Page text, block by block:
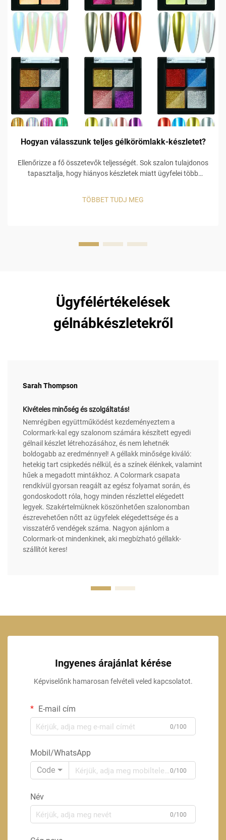
Hogyan válasszunk teljes gélkörömlakk-készletet?
Ellenőrizze a fő összetevők teljességét. Sok szalon tulajdonos
tapasztalja, hogy hiányos készletek miatt ügyfelei több
Például egy alacsony minőségű alapréteg miatt a gél szín
TÖBBET TUDJ MEG
Ügyfélértékelések
gélnábkészletekről
Sarah Thompson
Kivételes minőség és szolgáltatás!
Nemrégiben együttműködést kezdeményeztem a
Colormark-kal egy szalonom számára készített egyedi
gélnail készlet létrehozásához, és nem lehetnék
boldogabb az eredménnyel! A géllakk minősége kiváló:
hetekig tart csipkedés nélkül, és a színek élénkek, valamint
hűek a megadott mintákhoz. A Colormark csapata
rendkívül gyorsan reagált az egész folyamat során, és
gondoskodott róla, hogy minden részlettel elégedett
legyek. Szakértelmüknek köszönhetően szalonomban
észrevehetően nőtt az ügyfelek elégedettsége és a
visszatérő vendégek száma. Nagyon ajánlom a
Colormark-ot mindenkinek, aki megbízható géllakk-
szállítót keres!
Ingyenes árajánlat kérése
Képviselőnk hamarosan felvételi veled kapcsolatot.
E-mail cím
0/100
Mobil/WhatsApp
Code
0/100
Név
0/100